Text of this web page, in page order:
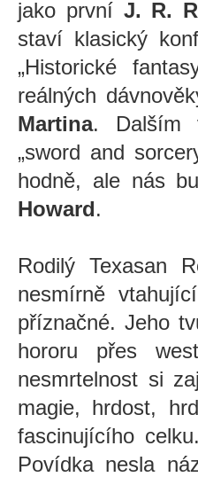
jako první J. R.
staví klasický
„Historické
reálných
Martina. Dalším
„sword and
hodně, ale nás
Howard.
Rodilý Texasan
nesmírně
příznačné. Jeho
hororu přes
nesmrtelnost si
magie, hrdost,
fascinujícího
Povídka nesla